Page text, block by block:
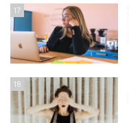
17
18